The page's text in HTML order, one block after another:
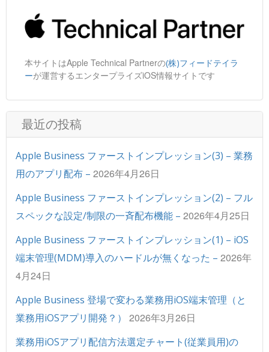
本サイトはApple Technical Partnerの(株)フィードテイラ
ーが運営するエンタープライズiOS情報サイトです
最近の投稿
Apple Business ファーストインプレッション(3) – 業務
用のアプリ配布 – 2026年4月26日
Apple Business ファーストインプレッション(2) – フル
スペックな設定/制限の一斉配布機能 – 2026年4月25日
Apple Business ファーストインプレッション(1) – iOS
端末管理(MDM)導入のハードルが無くなった – 2026年
4月24日
Apple Business 登場で変わる業務用iOS端末管理（と
業務用iOSアプリ開発？）
2026年3月26日
業務用iOSアプリ配信方法選定チャート(従業員用)の